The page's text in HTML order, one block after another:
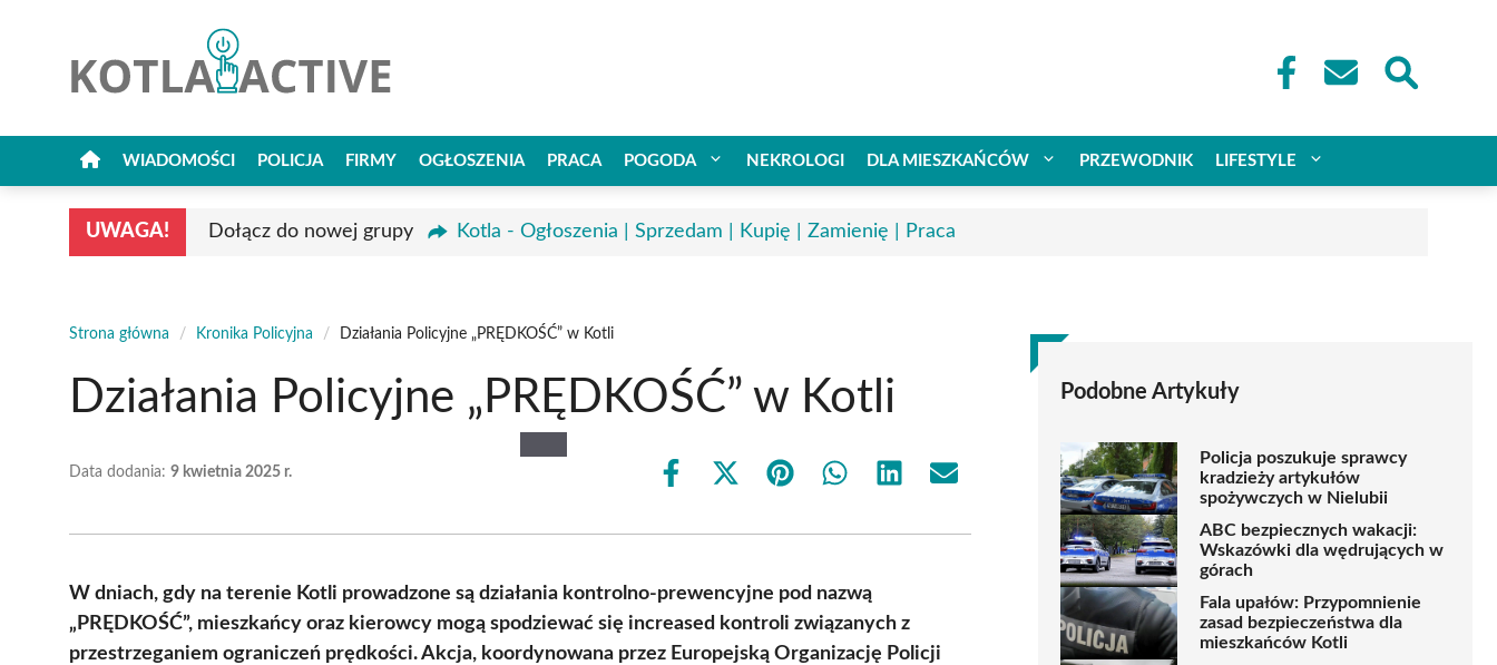
WIADOMOŚCI POLICJA FIRMY OGŁOSZENIA PRACA POGODA NEKROLOGI DLA MIESZKAŃCÓW PRZEWODNIK LIFESTYLE
UWAGA! Dołącz do nowej grupy Kotla - Ogłoszenia | Sprzedam | Kupię | Zamienię | Praca
Strona główna / Kronika Policyjna / Działania Policyjne „PRĘDKOŚĆ” w Kotli
Działania Policyjne „PRĘDKOŚĆ” w Kotli
Data dodania: 9 kwietnia 2025 r.
Share
Share
(Twitter)
Share Share Share Share
W dniach, gdy na terenie Kotli prowadzone są działania kontrolno-prewencyjne pod nazwą
„PRĘDKOŚĆ”, mieszkańcy oraz kierowcy mogą spodziewać się increased kontroli związanych z
przestrzeganiem ograniczeń prędkości. Akcja, koordynowana przez Europejską Organizację Policji
Podobne Artykuły
Policja poszukuje sprawcy
kradzieży artykułów
spożywczych w Nielubii
ABC bezpiecznych wakacji:
Wskazówki dla wędrujących w
górach
Fala upałów: Przypomnienie
zasad bezpieczeństwa dla
mieszkańców Kotli